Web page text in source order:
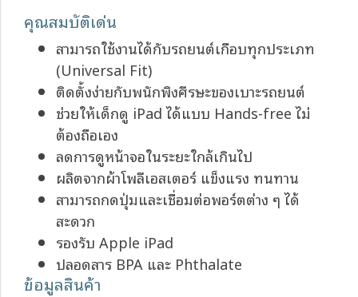
คุณสมบัติเด่น
สามารถใช้งานได้กับรถยนต์เกือบทุกประเภท
(Universal Fit)
ติดตั้งง่ายกับพนักพิงศีรษะของเบาะรถยนต์
ช่วยให้เด็กดู iPad ได้แบบ Hands-free ไม่
ต้องถือเอง
ลดการดูหน้าจอในระยะใกล้เกินไป
ผลิตจากผ้าโพลีเอสเตอร์ แข็งแรง ทนทาน
สามารถกดปุ่มและเชื่อมต่อพอร์ตต่าง ๆ ได้
สะดวก
รองรับ Apple iPad
ปลอดสาร BPA และ Phthalate
ข้อมูลสินค้า